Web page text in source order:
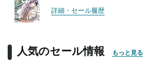
詳細・セール履歴
人気のセール情報 もっと見る